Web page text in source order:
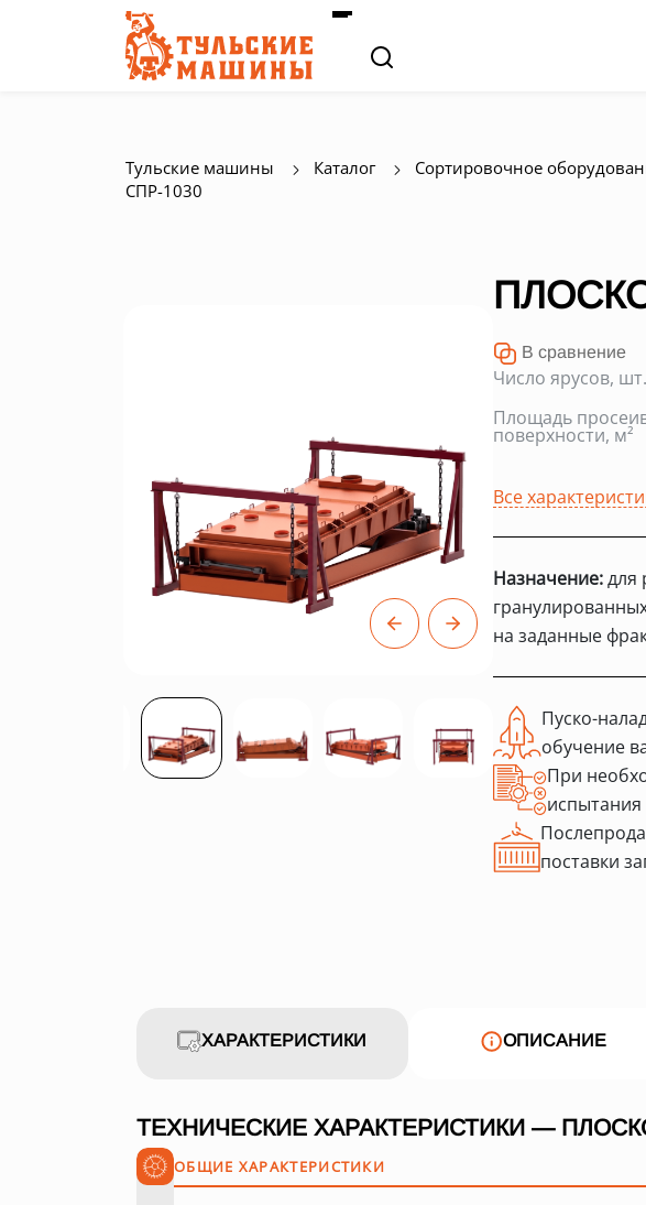
Тульские машины Каталог Сортировочное
СПР-1030
В сравнение
Число ярусов, шт.
Площадь
поверхности, м²
Все
Назначение:для
на заданные
Пуско-
обучение
При
поставки
ХАРАКТЕРИСТИКИ ОПИСАНИЕ
ТЕХНИЧЕСКИЕ ХАРАКТЕРИСТИКИ —
ОБЩИЕ ХАРАКТЕРИСТИКИ